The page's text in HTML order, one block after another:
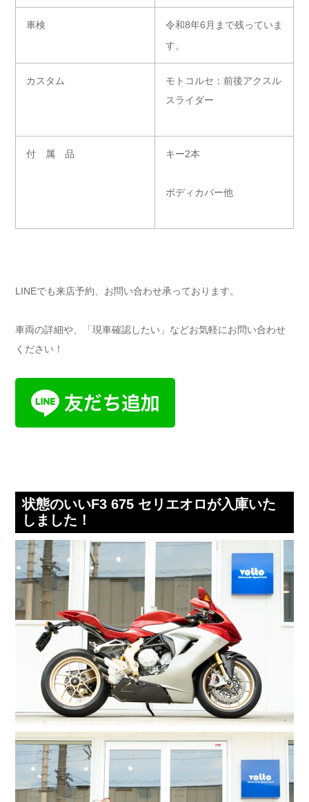
車検
令和8年6月まで残っていま
す。
カスタム
モトコルセ：前後アクスル
スライダー
付 属 品 キー2本
ボディカバー他
LINEでも来店予約、お問い合わせ承っております。
車両の詳細や、「現車確認したい」などお気軽にお問い合わせ
ください！
状態のいいF3 675 セリエオロが入庫いた
しました！